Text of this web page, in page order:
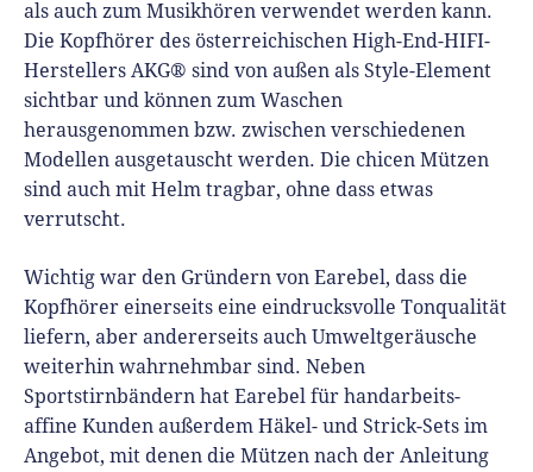
als auch zum Musikhören verwendet werden kann.
Die Kopfhörer des österreichischen High-End-HIFI-
Herstellers AKG® sind von außen als Style-Element
sichtbar und können zum Waschen
herausgenommen bzw. zwischen verschiedenen
Modellen ausgetauscht werden. Die chicen Mützen
sind auch mit Helm tragbar, ohne dass etwas
verrutscht.
Wichtig war den Gründern von Earebel, dass die
Kopfhörer einerseits eine eindrucksvolle Tonqualität
liefern, aber andererseits auch Umweltgeräusche
weiterhin wahrnehmbar sind. Neben
Sportstirnbändern hat Earebel für handarbeits-
affine Kunden außerdem Häkel- und Strick-Sets im
Angebot, mit denen die Mützen nach der Anleitung